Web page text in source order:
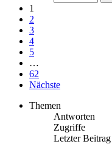
1
2
3
4
5
…
62
Nächste
Themen
Antworten
Zugriffe
Letzter Beitrag